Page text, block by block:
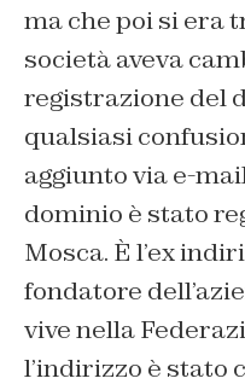
ma che poi si era
società aveva
registrazione del
qualsiasi
aggiunto via e-
dominio è stato
Mosca. È l’ex
fondatore
vive nella
l’indirizzo è stato